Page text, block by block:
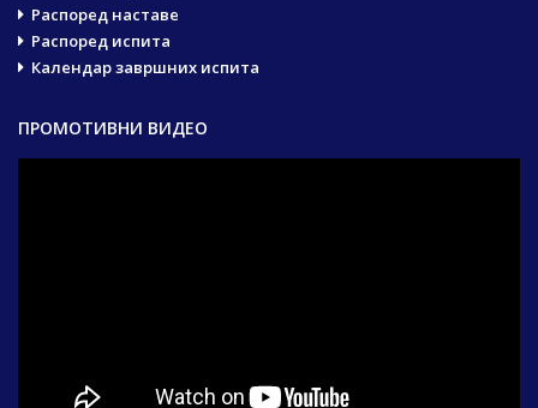
Распоред наставе
Распоред испита
Календар завршних испита
ПРОМОТИВНИ ВИДЕО